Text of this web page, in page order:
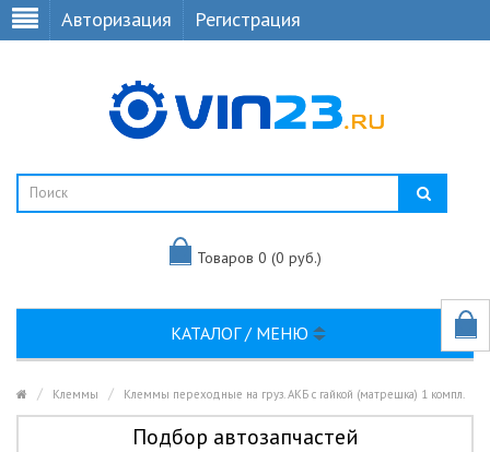
Авторизация Регистрация
Товаров 0 (0 руб.)
КАТАЛОГ / МЕНЮ
Клеммы Клеммы переходные на груз. АКБ с гайкой (матрешка) 1 компл.
Подбор автозапчастей